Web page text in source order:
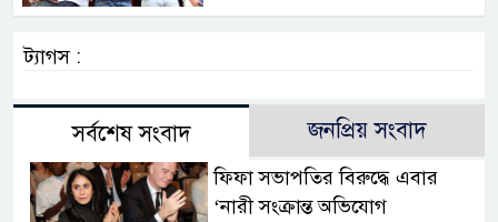
ট্যাগস :
সর্বশেষ সংবাদ জনপ্রিয় সংবাদ
ফিফা সভাপতির বিরুদ্ধে এবার
‘নারী সংক্রান্ত অভিযোগ